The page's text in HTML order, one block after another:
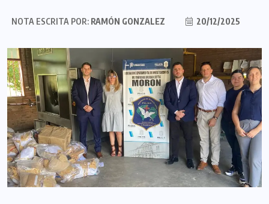
NOTA ESCRITA POR:RAMÓN GONZALEZ 20/12/2025